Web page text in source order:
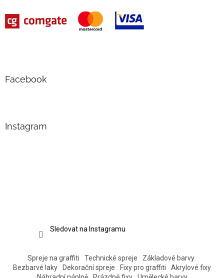
Facebook
Instagram
Sledovat na Instagramu
Spreje na graffiti Technické spreje
Základové barvy
Bezbarvé laky
Dekorační spreje Fixy pro graffiti
Akrylové fixy